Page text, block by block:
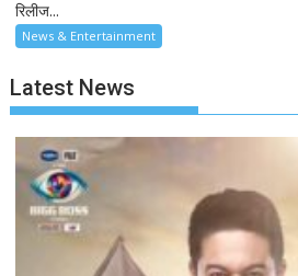
रिलीज...
News & Entertainment
Latest News